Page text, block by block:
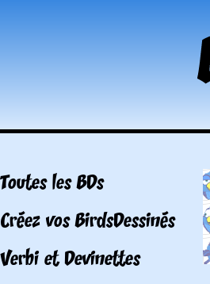
Toutes les BDs
Créez vos BirdsDessinés
Verbi et Devinettes